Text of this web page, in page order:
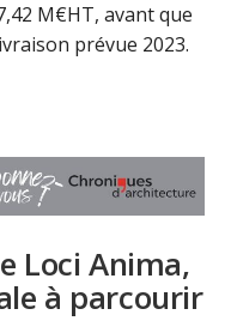
M€HT, avant que
prévue 2023.
Loci Anima,
à parcourir